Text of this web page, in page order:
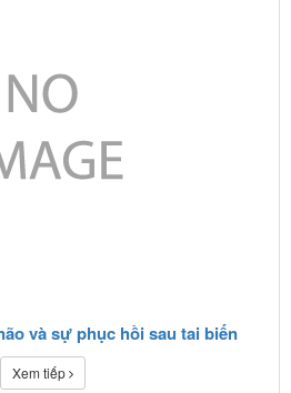
và sự phục hồi sau tai biến
Xem tiếp